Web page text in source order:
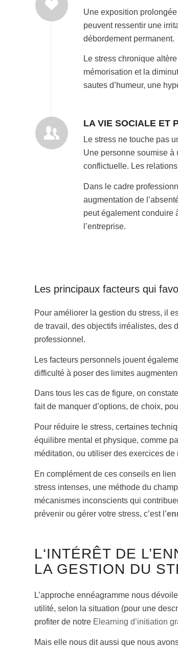
Une exposition
peuvent ressentir une
débordement permanent.
Le stress chronique
mémorisation et la
sautes d’humeur, une
LA VIE SOCIALE ET
Le stress ne touche pas
Une personne soumise
conflictuelle. Les
Dans le cadre
augmentation de
peut également conduire
l’entreprise.
Les principaux facteurs qui
Pour améliorer la gestion du stress, il
de travail, des objectifs irréalistes, des
professionnel.
Les facteurs personnels jouent
difficulté à poser des limites
Dans tous les cas de figure, on
fait de manquer d’options, de choix,
Pour réduire le stress, certaines
équilibre mental et physique, comme
méditation, ou utiliser des exercices de
En complément de ces conseils en
stress intenses, une méthode du
mécanismes inconscients qui
prévenir ou gérer votre stress, c’est l’
L‘INTÉRÊT DE
LA GESTION DU
L’approche ennéagramme nous
utilité, selon la situation (pour une
profiter de notre Elearning d’initiation
Mais elle nous dit aussi que nous